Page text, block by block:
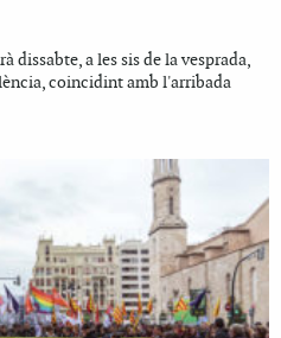
dissabte, a les sis de la vesprada,
coincidint amb l'arribada